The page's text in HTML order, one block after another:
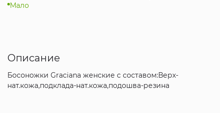
Мало
Описание
Босоножки Graciana женские с составом:Верх-
нат.кожа,подклада-нат.кожа,подошва-резина